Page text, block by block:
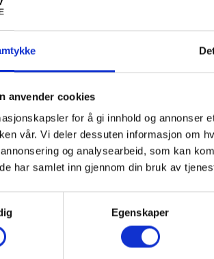
anvender cookies
for å gi innhold og annonser
vår. Vi deler dessuten informasjon om
og analysearbeid, som kan
har samlet inn gjennom din bruk av
Egenskaper
Med vår ekspertise sikrer vi at
fungerer effektivt og i henhold til
alt fra nøye utvalg av materialer
teknologier, noe som gjør oss i
samtidig som det
eller oppgradering av et
bærekraftig, pålitelig og klar for
for alle sanitære installasjoner,